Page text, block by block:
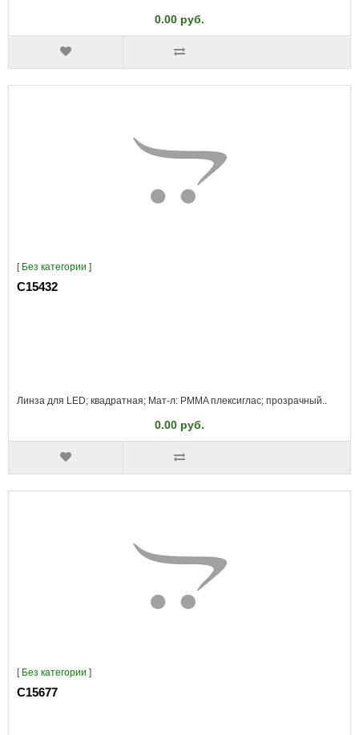
0.00 руб.
[ Без категории ]
C15432
Линза для LED; квадратная; Мат-л: PMMA плексиглас; прозрачный..
0.00 руб.
[ Без категории ]
C15677